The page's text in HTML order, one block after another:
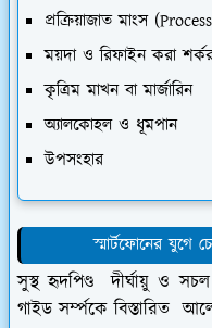
​প্রক্রিয়াজাত মাংস
​ময়দা ও রিফাইন করা
​কৃত্রিম মাখন বা মার্জারিন
​অ্যালকোহল ও ধূমপান
​উপসংহার
স্মার্টফোনের যুগে
সুস্থ হৃদপিণ্ড দীর্ঘায়ু ও সচল
গাইড সর্ম্পকে বিস্তারিত